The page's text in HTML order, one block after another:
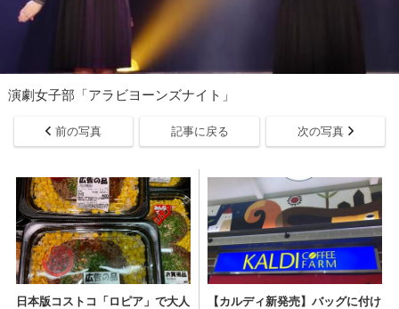
演劇女子部「アラビヨーンズナイト」
前の写真 記事に戻る 次の写真